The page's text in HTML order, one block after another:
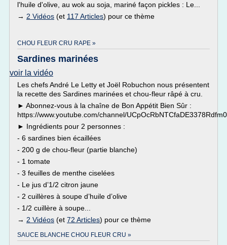
l'huile d'olive, au wok au soja, mariné façon pickles : Le...
→ 2 Vidéos (et 117 Articles) pour ce thème
CHOU FLEUR CRU RAPE »
Sardines marinées
voir la vidéo
Les chefs André Le Letty et Joël Robuchon nous présentent
la recette des Sardines marinées et chou-fleur râpé à cru.
► Abonnez-vous à la chaîne de Bon Appétit Bien Sûr :
https://www.youtube.com/channel/
► Ingrédients pour 2 personnes :
- 6 sardines bien écaillées
- 200 g de chou-fleur (partie blanche)
- 1 tomate
- 3 feuilles de menthe ciselées
- Le jus d’1/2 citron jaune
- 2 cuillères à soupe d’huile d’olive
- 1/2 cuillère à soupe...
→ 2 Vidéos (et 72 Articles) pour ce thème
SAUCE BLANCHE CHOU FLEUR CRU »